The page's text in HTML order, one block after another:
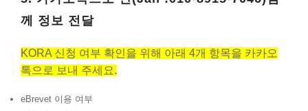
께 정보 전달
KORA 신청 여부 확인을 위해 아래 4개 항목을 카카오
톡으로 보내 주세요.
eBrevet 이용 여부